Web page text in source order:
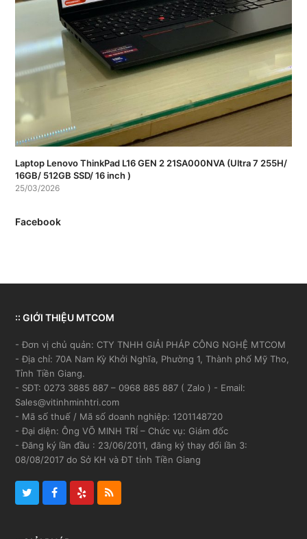
Laptop Lenovo ThinkPad L16 GEN 2 21SA000NVA (Ultra 7 255H/
16GB/ 512GB SSD/ 16 inch )
25/03/2026
Facebook
:: GIỚI THIỆU MTCOM
- Đơn vị chủ quản: CTY TNHH GIẢI PHÁP CÔNG NGHỆ MTCOM
- Địa chỉ: 70A Nam Kỳ Khởi Nghĩa, Phường 1, Thành phố Mỹ Tho,
Tỉnh Tiền Giang.
- SĐT: 0273 3885 887 – 0968 885 887 ( Zalo ) - Email:
Sales@vitinhminhtri.com
- Mã số thuế / Mã số doanh nghiệp: 1201148720
- Đại diện: Ông VÕ MINH TRÍ – Chức vụ: Giám đốc
- Đăng ký lần đầu : 23/06/2011, đăng ký thay đổi lần 3:
08/08/2017 do Sở KH và ĐT tỉnh Tiền Giang
TwitterFacebook
Yelp RSS